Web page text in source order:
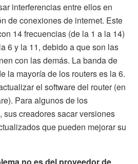
interferencias entre ellos en
de conexiones de internet. Este
14 frecuencias (de la 1 a la 14)
6 y la 11, debido a que son las
con las demás. La banda de
la mayoría de los routers es la 6.
el software del router (en
Para algunos de los
creadores sacar versiones
que pueden mejorar su
no es del proveedor de